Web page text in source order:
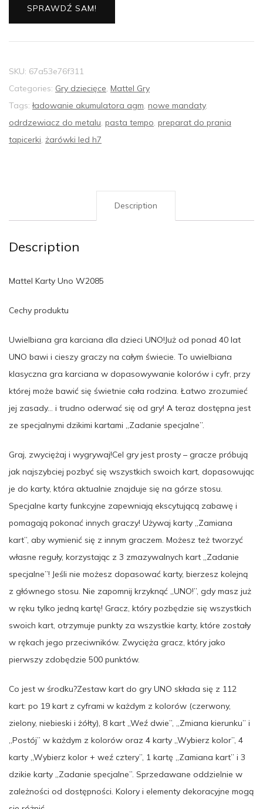
SPRAWDŹ SAM!
SKU: 67a53e76f311
Categories: Gry dziecięce, Mattel Gry
Tags:ładowanie akumulatora agm, nowe mandaty,
odrdzewiacz do metalu, pasta tempo, preparat do prania
tapicerki, żarówki led h7
Description
Description
Mattel Karty Uno W2085
Cechy produktu
Uwielbiana gra karciana dla dzieci UNO!Już od ponad 40 lat
UNO bawi i cieszy graczy na całym świecie. To uwielbiana
klasyczna gra karciana w dopasowywanie kolorów i cyfr, przy
której może bawić się świetnie cała rodzina. Łatwo zrozumieć
jej zasady… i trudno oderwać się od gry! A teraz dostępna jest
ze specjalnymi dzikimi kartami „Zadanie specjalne”.
Graj, zwyciężaj i wygrywaj!Cel gry jest prosty – gracze próbują
jak najszybciej pozbyć się wszystkich swoich kart, dopasowując
je do karty, która aktualnie znajduje się na górze stosu.
Specjalne karty funkcyjne zapewniają ekscytującą zabawę i
pomagają pokonać innych graczy! Używaj karty „Zamiana
kart”, aby wymienić się z innym graczem. Możesz też tworzyć
własne reguły, korzystając z 3 zmazywalnych kart „Zadanie
specjalne”! Jeśli nie możesz dopasować karty, bierzesz kolejną
z głównego stosu. Nie zapomnij krzyknąć „UNO!”, gdy masz już
w ręku tylko jedną kartę! Gracz, który pozbędzie się wszystkich
swoich kart, otrzymuje punkty za wszystkie karty, które zostały
w rękach jego przeciwników. Zwycięża gracz, który jako
pierwszy zdobędzie 500 punktów.
Co jest w środku?Zestaw kart do gry UNO składa się z 112
kart: po 19 kart z cyframi w każdym z kolorów (czerwony,
zielony, niebieski i żółty), 8 kart „Weź dwie”, „Zmiana kierunku” i
„Postój” w każdym z kolorów oraz 4 karty „Wybierz kolor”, 4
karty „Wybierz kolor + weź cztery”, 1 kartę „Zamiana kart” i 3
dzikie karty „Zadanie specjalne”. Sprzedawane oddzielnie w
zależności od dostępności. Kolory i elementy dekoracyjne mogą